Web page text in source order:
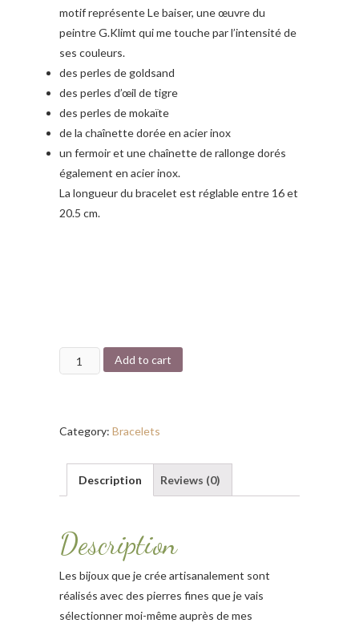
motif représente Le baiser, une œuvre du
peintre G.Klimt qui me touche par l’intensité de
ses couleurs.
des perles de goldsand
des perles d’œil de tigre
des perles de mokaïte
de la chaînette dorée en acier inox
un fermoir et une chaînette de rallonge dorés
également en acier inox.
La longueur du bracelet est réglable entre 16 et
20.5 cm.
Bracelet
"Le
rouge"
Add to cart
Category: Bracelets
Description Reviews (0)
Description
Les bijoux que je crée artisanalement sont
réalisés avec des pierres fines que je vais
sélectionner moi-même auprès de mes